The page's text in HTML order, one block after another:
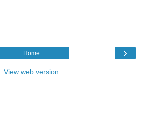
›
Home
View web version